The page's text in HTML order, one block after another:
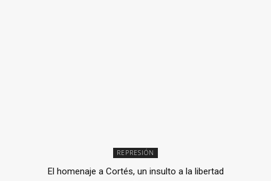
REPRESIÓN
El homenaje a Cortés, un insulto a la libertad